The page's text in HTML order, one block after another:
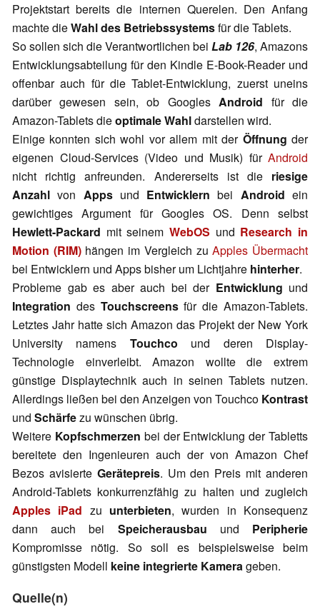
Projektstart bereits die internen Querelen. Den Anfang
machte dieWahl des Betriebssystemsfür die Tablets.
So sollen sich die Verantwortlichen bei Lab 126, Amazons
Entwicklungsabteilung für den Kindle E-Book-Reader und
offenbar auch für die Tablet-Entwicklung, zuerst uneins
darüber gewesen sein, ob GooglesAndroid für die
Amazon-Tablets dieoptimale Wahldarstellen wird.
Einige konnten sich wohl vor allem mit der Öffnung der
eigenen Cloud-Services (Video und Musik) für Android
nicht richtig anfreunden. Andererseits ist die riesige
Anzahl von Appsund Entwicklern bei Android ein
gewichtiges Argument für Googles OS. Denn selbst
Hewlett-Packard mit seinem WebOS und Research in
Motion (RIM)hängen im Vergleich zuApples Übermacht
bei Entwicklern und Apps bisher um Lichtjahre hinterher.
Probleme gab es aber auch bei der Entwicklung und
Integration des Touchscreensfür die Amazon-Tablets.
Letztes Jahr hatte sich Amazon das Projekt der New York
University namens Touchco und deren Display-
Technologie einverleibt. Amazon wollte die extrem
günstige Displaytechnik auch in seinen Tablets nutzen.
Allerdings ließen bei den Anzeigen von Touchco Kontrast
und Schärfezu wünschen übrig.
Weitere Kopfschmerzen bei der Entwicklung der Tabletts
bereitete den Ingenieuren auch der von Amazon Chef
Bezos avisierte Gerätepreis. Um den Preis mit anderen
Android-Tablets konkurrenzfähig zu halten und zugleich
Apples iPad zu unterbieten, wurden in Konsequenz
dann auch bei Speicherausbau und Peripherie
Kompromisse nötig. So soll es beispielsweise beim
günstigsten Modell keine integrierte Kamerageben.
Quelle(n)